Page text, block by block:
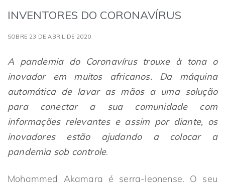
INVENTORES DO CORONAVÍRUS
SOBRE 23 DE ABRIL DE 2020
A pandemia do Coronavírus trouxe à tona o
inovador em muitos africanos. Da máquina
automática de lavar as mãos a uma solução
para conectar a sua comunidade com
informações relevantes e assim por diante, os
inovadores estão ajudando a colocar a
pandemia sob controle.
Mohammed Akamara é serra-leonense. O seu